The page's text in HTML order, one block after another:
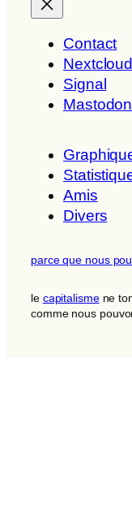
Contact
Nextcloud
Signal
Mastodon
Amis
Divers
parce que nous
le capitalismene
comme nous